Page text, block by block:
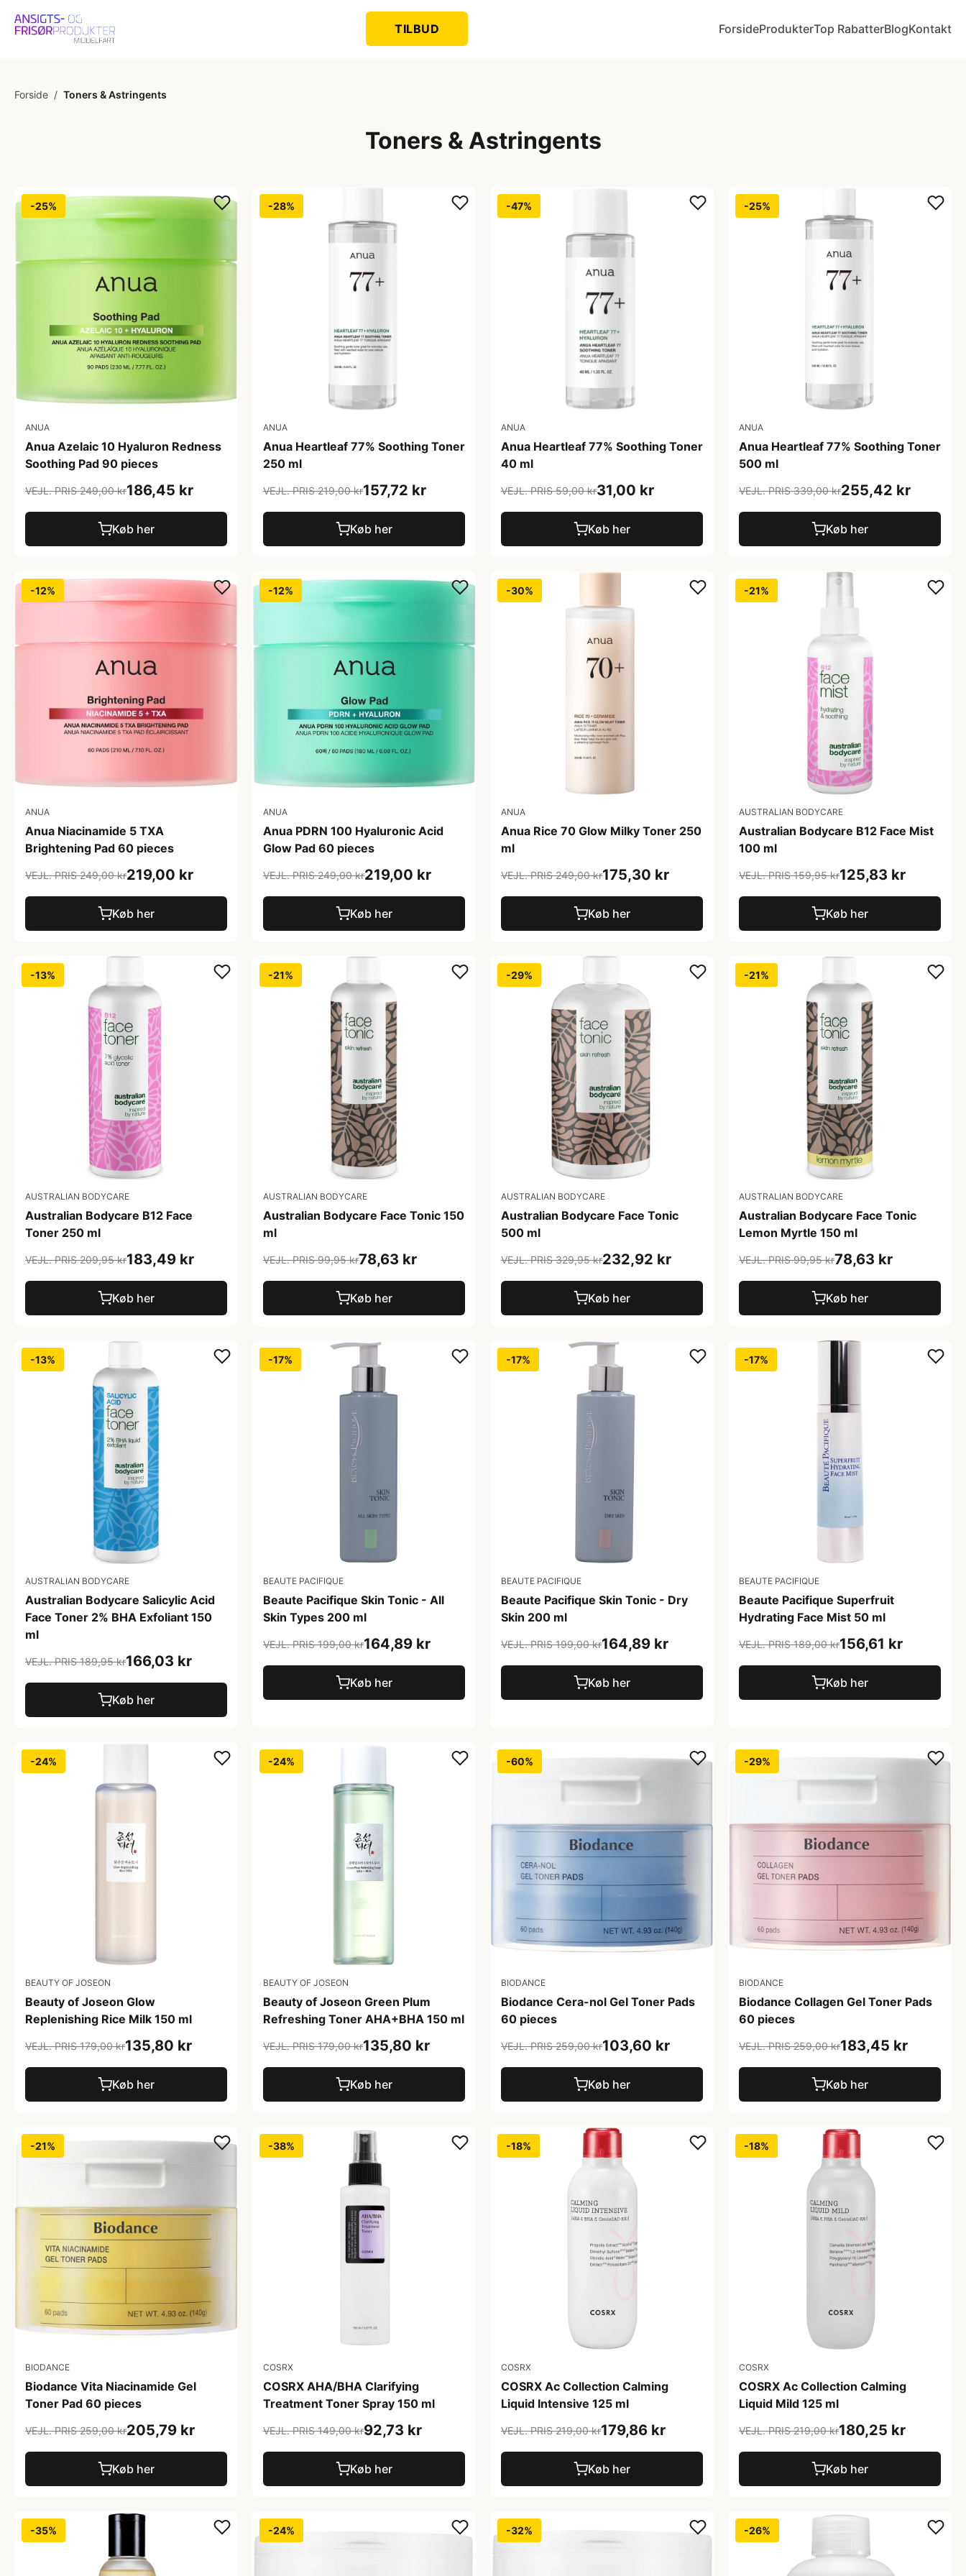
TILBUD ForsideProdukterTop RabatterBlogKontakt
Forside / Toners & Astringents
Toners & Astringents
-25%
ANUA
Anua Azelaic 10 Hyaluron Redness
Soothing Pad 90 pieces
VEJL. PRIS 249,00 kr186,45 kr
Køb her
-28%
ANUA
Anua Heartleaf 77% Soothing Toner
250 ml
VEJL. PRIS 219,00 kr157,72 kr
Køb her
-47%
ANUA
Anua Heartleaf 77% Soothing Toner
40 ml
VEJL. PRIS 59,00 kr31,00 kr
Køb her
-25%
ANUA
Anua Heartleaf 77% Soothing Toner
500 ml
VEJL. PRIS 339,00 kr255,42 kr
Køb her
-12%
ANUA
Anua Niacinamide 5 TXA
Brightening Pad 60 pieces
VEJL. PRIS 249,00 kr219,00 kr
Køb her
-12%
ANUA
Anua PDRN 100 Hyaluronic Acid
Glow Pad 60 pieces
VEJL. PRIS 249,00 kr219,00 kr
Køb her
-30%
ANUA
Anua Rice 70 Glow Milky Toner 250
ml
VEJL. PRIS 249,00 kr175,30 kr
Køb her
-21%
AUSTRALIAN BODYCARE
Australian Bodycare B12 Face Mist
100 ml
VEJL. PRIS 159,95 kr125,83 kr
Køb her
-13%
AUSTRALIAN BODYCARE
Australian Bodycare B12 Face
Toner 250 ml
VEJL. PRIS 209,95 kr183,49 kr
Køb her
-21%
AUSTRALIAN BODYCARE
Australian Bodycare Face Tonic 150
ml
VEJL. PRIS 99,95 kr78,63 kr
Køb her
-29%
AUSTRALIAN BODYCARE
Australian Bodycare Face Tonic
500 ml
VEJL. PRIS 329,95 kr232,92 kr
Køb her
-21%
AUSTRALIAN BODYCARE
Australian Bodycare Face Tonic
Lemon Myrtle 150 ml
VEJL. PRIS 99,95 kr78,63 kr
Køb her
-13%
AUSTRALIAN BODYCARE
Australian Bodycare Salicylic Acid
Face Toner 2% BHA Exfoliant 150
ml
VEJL. PRIS 189,95 kr166,03 kr
Køb her
-17%
BEAUTE PACIFIQUE
Beaute Pacifique Skin Tonic - All
Skin Types 200 ml
VEJL. PRIS 199,00 kr164,89 kr
Køb her
-17%
BEAUTE PACIFIQUE
Beaute Pacifique Skin Tonic - Dry
Skin 200 ml
VEJL. PRIS 199,00 kr164,89 kr
Køb her
-17%
BEAUTE PACIFIQUE
Beaute Pacifique Superfruit
Hydrating Face Mist 50 ml
VEJL. PRIS 189,00 kr156,61 kr
Køb her
-24%
BEAUTY OF JOSEON
Beauty of Joseon Glow
Replenishing Rice Milk 150 ml
VEJL. PRIS 179,00 kr135,80 kr
Køb her
-24%
BEAUTY OF JOSEON
Beauty of Joseon Green Plum
Refreshing Toner AHA+BHA 150 ml
VEJL. PRIS 179,00 kr135,80 kr
Køb her
-60%
BIODANCE
Biodance Cera-nol Gel Toner Pads
60 pieces
VEJL. PRIS 259,00 kr103,60 kr
Køb her
-29%
BIODANCE
Biodance Collagen Gel Toner Pads
60 pieces
VEJL. PRIS 259,00 kr183,45 kr
Køb her
-21%
BIODANCE
Biodance Vita Niacinamide Gel
Toner Pad 60 pieces
VEJL. PRIS 259,00 kr205,79 kr
Køb her
-38%
COSRX
COSRX AHA/BHA Clarifying
Treatment Toner Spray 150 ml
VEJL. PRIS 149,00 kr92,73 kr
Køb her
-18%
COSRX
COSRX Ac Collection Calming
Liquid Intensive 125 ml
VEJL. PRIS 219,00 kr179,86 kr
Køb her
-18%
COSRX
COSRX Ac Collection Calming
Liquid Mild 125 ml
VEJL. PRIS 219,00 kr180,25 kr
Køb her
-35% -24% -32% -26%